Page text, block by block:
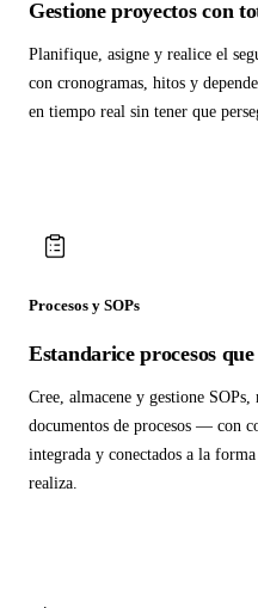
Gestione proyectos con
Planifique, asigne y realice el
con cronogramas, hitos y
en tiempo real sin tener que
Procesos y SOPs
Estandarice procesos que
Cree, almacene y gestione SOPs,
documentos de procesos — con
integrada y conectados a la
realiza.